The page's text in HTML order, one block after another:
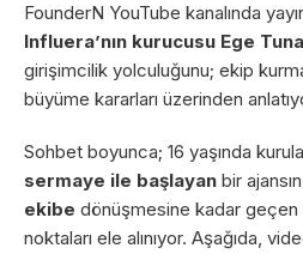
FounderN YouTube kanalında
Influera’nın kurucusu Ege
girişimcilik yolculuğunu; ekip
büyüme kararları üzerinden
Sohbet boyunca; 16 yaşında
sermaye ile başlayan bir
ekibe dönüşmesine kadar geçen
noktaları ele alınıyor. Aşağıda,